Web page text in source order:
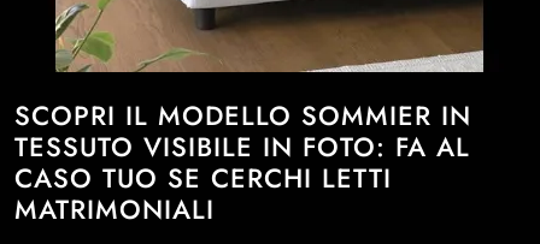
SCOPRI IL MODELLO SOMMIER IN
TESSUTO VISIBILE IN FOTO: FA AL
CASO TUO SE CERCHI LETTI
MATRIMONIALI